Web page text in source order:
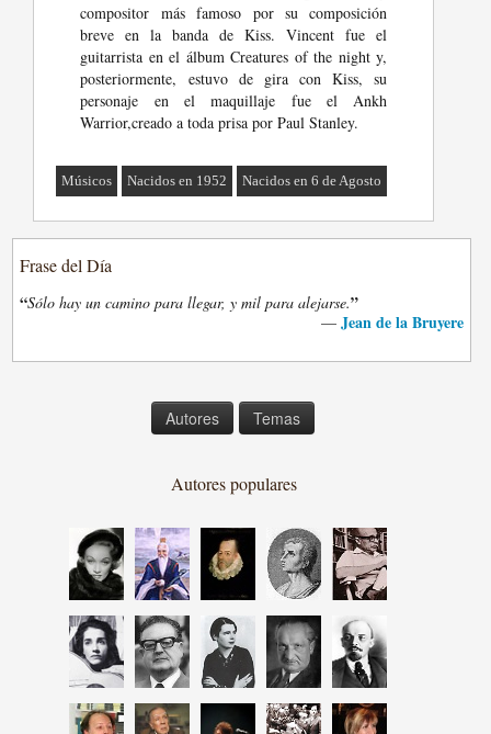
compositor más famoso por su composición
breve en la banda de Kiss. Vincent fue el
guitarrista en el álbum Creatures of the night y,
posteriormente, estuvo de gira con Kiss, su
personaje en el maquillaje fue el Ankh
Warrior,creado a toda prisa por Paul Stanley.
Músicos Nacidos en 1952 Nacidos en 6 de Agosto
Frase del Día
“Sólo hay un camino para llegar, y mil para alejarse.”
— Jean de la Bruyere
Autores Temas
Autores populares